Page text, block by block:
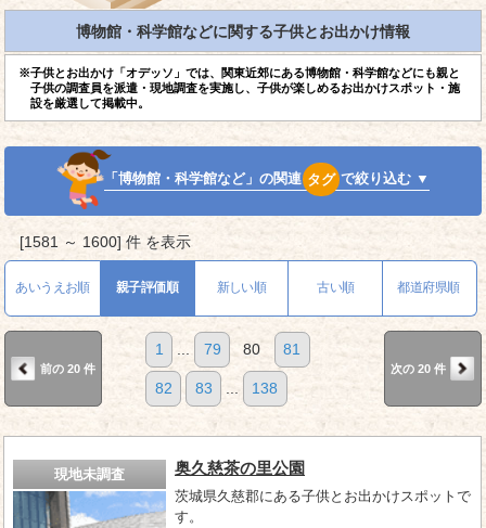
博物館・科学館などに関する子供とお出かけ情報
※子供とお出かけ「オデッソ」では、関東近郊にある博物館・科学館などにも親と
子供の調査員を派遣・現地調査を実施し、子供が楽しめるお出かけスポット・施
設を厳選して掲載中。
「博物館・科学館など」の関連 タグ で絞り込む ▼
[1581 ～ 1600] 件 を表示
あいうえお順 親子評価順 新しい順 古い順 都道府県順
前の 20 件
1 ... 79 80 81
82 83 ... 138
次の 20 件
現地未調査 奥久慈茶の里公園
茨城県久慈郡にある子供とお出かけスポットで
す。